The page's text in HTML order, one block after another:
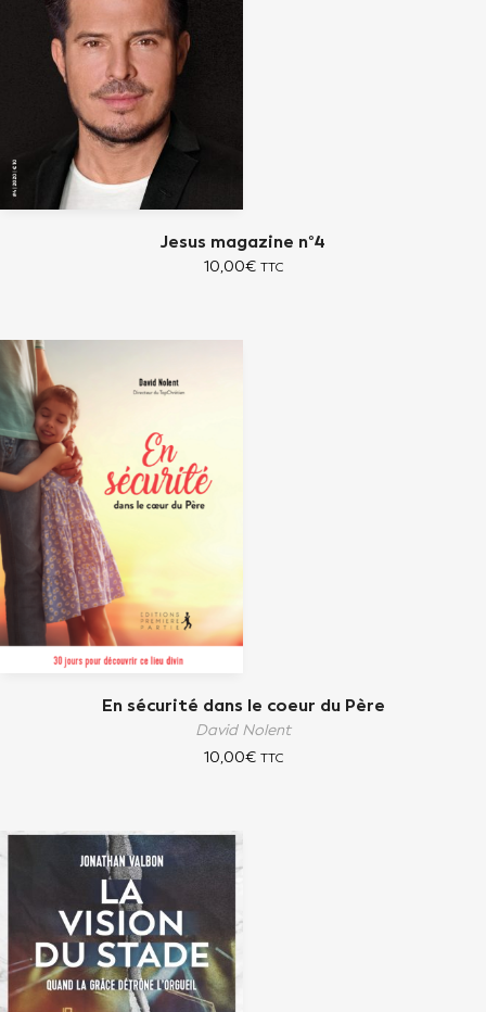
Jesus magazine n°4
10,00€ TTC
En sécurité dans le coeur du Père
David Nolent
10,00€ TTC